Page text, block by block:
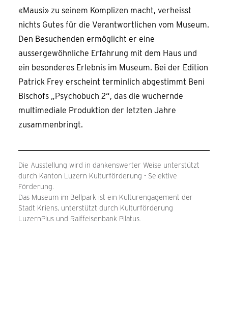
«Mausi» zu seinem Komplizen macht, verheisst
nichts Gutes für die Verantwortlichen vom Museum.
Den Besuchenden ermöglicht er eine
aussergewöhnliche Erfahrung mit dem Haus und
ein besonderes Erlebnis im Museum. Bei der Edition
Patrick Frey erscheint terminlich abgestimmt Beni
Bischofs „Psychobuch 2“, das die wuchernde
multimediale Produktion der letzten Jahre
zusammenbringt.
Die Ausstellung wird in dankenswerter Weise unterstützt
durch Kanton Luzern Kulturförderung - Selektive
Förderung.
Das Museum im Bellpark ist ein Kulturengagement der
Stadt Kriens, unterstützt durch Kulturförderung
LuzernPlus und Raiffeisenbank Pilatus.